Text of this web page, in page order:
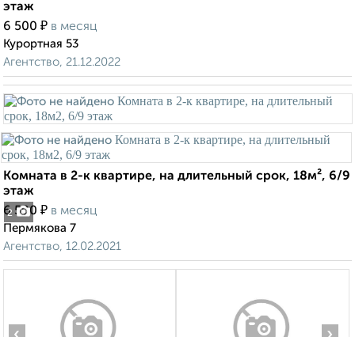
этаж
6 500 ₽ в месяц
Курортная 53
Агентство, 21.12.2022
2
Комната в 2-к квартире, на длительный срок, 18м², 6/9
этаж
6 500 ₽ в месяц
Пермякова 7
Агентство, 12.02.2021